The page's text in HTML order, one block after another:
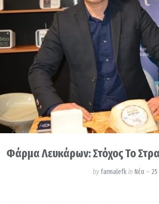
Φάρμα Λευκάρων: Στόχος Το
byfarmalefk in Νέα